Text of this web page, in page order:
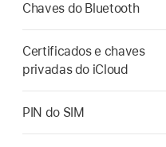
Chaves do Bluetooth
Certificados e chaves
privadas do iCloud
PIN do SIM